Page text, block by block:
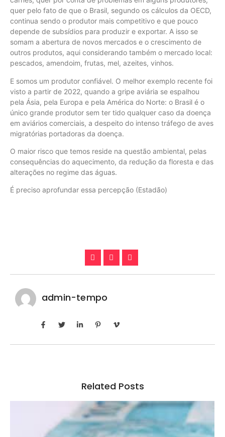
quer pelo fato de que o Brasil, segundo os cálculos da OECD,
continua sendo o produtor mais competitivo e que pouco
depende de subsídios para produzir e exportar. A isso se
somam a abertura de novos mercados e o crescimento de
outros produtos, aqui considerando também o mercado local:
pescados, amendoim, frutas, mel, azeites, vinhos.
E somos um produtor confiável. O melhor exemplo recente foi
visto a partir de 2022, quando a gripe aviária se espalhou
pela Ásia, pela Europa e pela América do Norte: o Brasil é o
único grande produtor sem ter tido qualquer caso da doença
em aviários comerciais, a despeito do intenso tráfego de aves
migratórias portadoras da doença.
O maior risco que temos reside na questão ambiental, pelas
consequências do aquecimento, da redução da floresta e das
alterações no regime das águas.
É preciso aprofundar essa percepção (Estadão)
admin-tempo
Related Posts